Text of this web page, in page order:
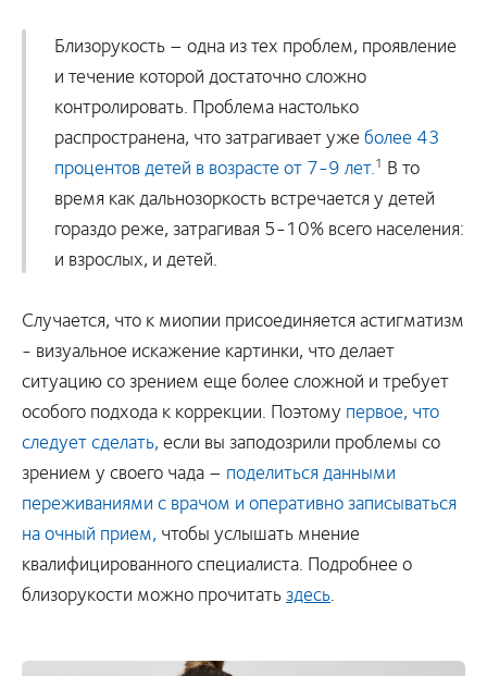
Близорукость – одна из тех проблем, проявление
и течение которой достаточно сложно
контролировать. Проблема настолько
распространена, что затрагивает ужеболее 43
процентов детей в возрасте от 7-9 лет.1 В то
время как дальнозоркость встречается у детей
гораздо реже, затрагивая 5-10% всего населения:
и взрослых, и детей.
Случается, что к миопии присоединяется астигматизм
- визуальное искажение картинки, что делает
ситуацию со зрением еще более сложной и требует
особого подхода к коррекции. Поэтому первое, что
следует сделать,если вы заподозрили проблемы со
зрением у своего чада – поделиться данными
переживаниями с врачом и оперативно записываться
на очный прием, чтобы услышать мнение
квалифицированного специалиста. Подробнее о
близорукости можно прочитатьздесь.